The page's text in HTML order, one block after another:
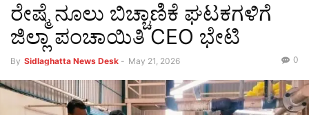
ರೇಷ್ಮೆ ನೂಲು ಬಿಚ್ಚಾಣಿಕೆ ಘಟಕಗಳಿಗೆ
ಜಿಲ್ಲಾ ಪಂಚಾಯಿತಿ CEO ಭೇಟಿ
By Sidlaghatta News Desk - May 21, 2026 0